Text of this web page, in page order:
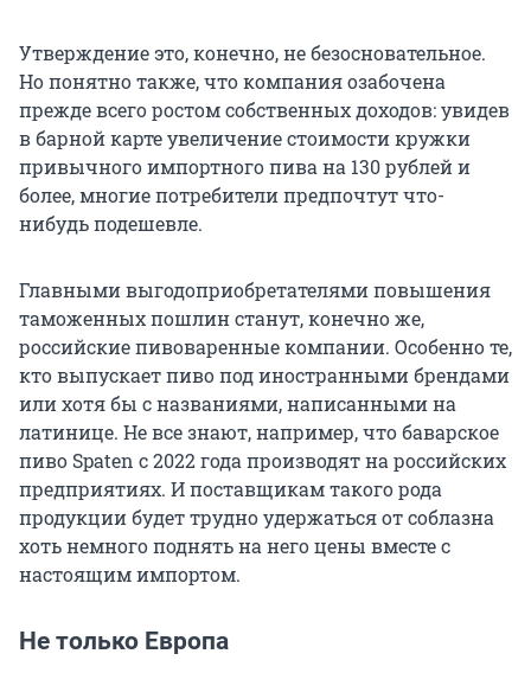
Утверждение это, конечно, не безосновательное.
Но понятно также, что компания озабочена
прежде всего ростом собственных доходов: увидев
в барной карте увеличение стоимости кружки
привычного импортного пива на 130 рублей и
более, многие потребители предпочтут что-
нибудь подешевле.
Главными выгодоприобретателями повышения
таможенных пошлин станут, конечно же,
российские пивоваренные компании. Особенно те,
кто выпускает пиво под иностранными брендами
или хотя бы с названиями, написанными на
латинице. Не все знают, например, что баварское
пиво Spaten с 2022 года производят на российских
предприятиях. И поставщикам такого рода
продукции будет трудно удержаться от соблазна
хоть немного поднять на него цены вместе с
настоящим импортом.
Не только Европа